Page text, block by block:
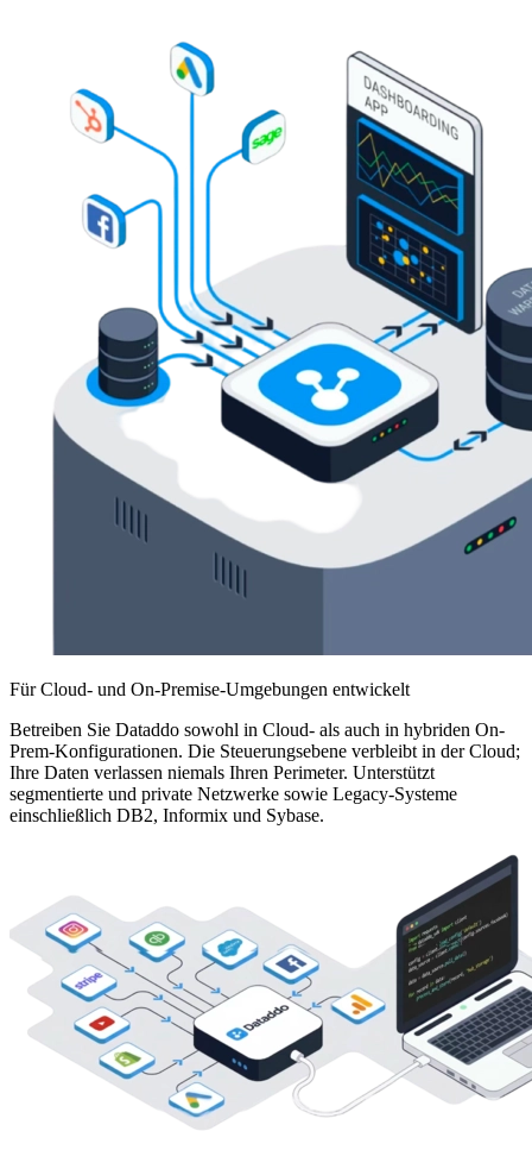
Für Cloud- und On-Premise-Umgebungen entwickelt
Betreiben Sie Dataddo sowohl in Cloud- als auch in hybriden On-
Prem-Konfigurationen. Die Steuerungsebene verbleibt in der Cloud;
Ihre Daten verlassen niemals Ihren Perimeter. Unterstützt
segmentierte und private Netzwerke sowie Legacy-Systeme
einschließlich DB2, Informix und Sybase.